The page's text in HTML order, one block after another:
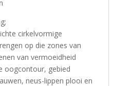
cirkelvormige
op die zones van
van vermoeidheid
oogcontour, gebied
neus-lippen plooi en